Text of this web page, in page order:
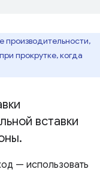
производительности,
прокрутке, когда
вставки
.
— использовать